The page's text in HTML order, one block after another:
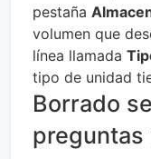
pestaña
volumen que
línea llamada
tipo de unidad
Borrado
preguntas